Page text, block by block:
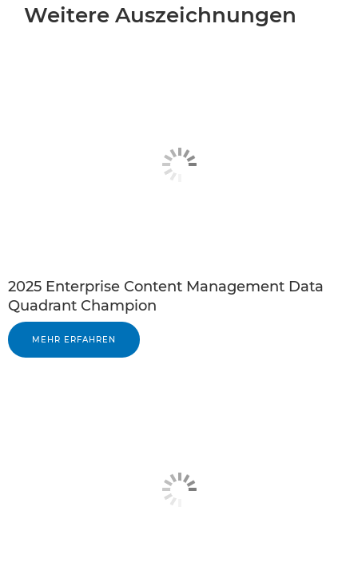
Weitere Auszeichnungen
2025 Enterprise Content Management Data
Quadrant Champion
MEHR ERFAHREN